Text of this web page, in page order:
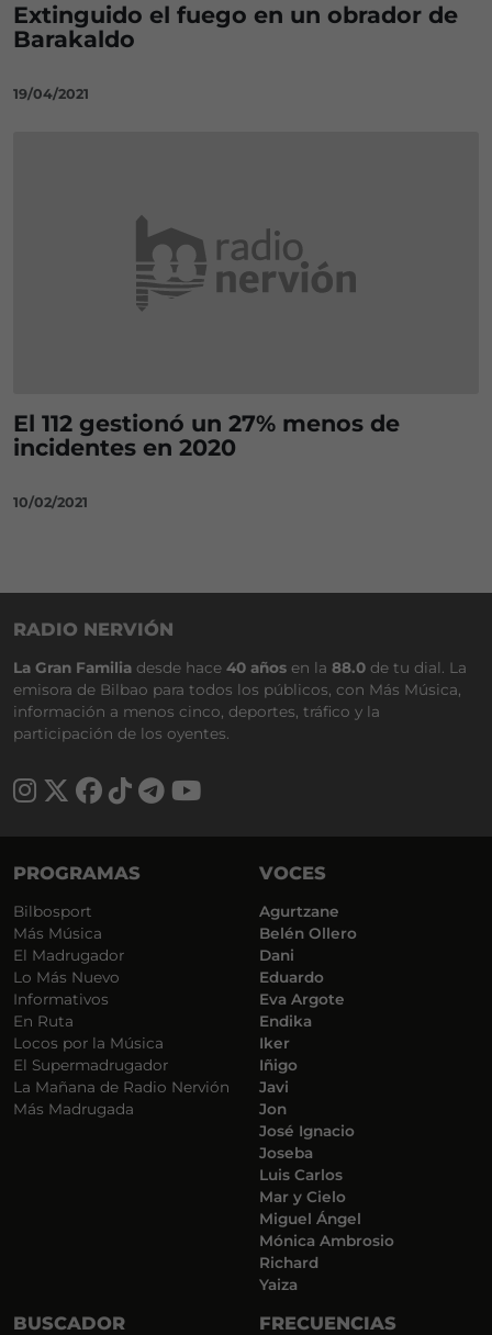
Extinguido el fuego en un obrador de
Barakaldo
19/04/2021
El 112 gestionó un 27% menos de
incidentes en 2020
10/02/2021
RADIO NERVIÓN
La Gran Familia desde hace 40 años en la 88.0 de tu dial. La
emisora de Bilbao para todos los públicos, con Más Música,
información a menos cinco, deportes, tráfico y la
participación de los oyentes.
PROGRAMAS
Bilbosport
Más Música
El Madrugador
Lo Más Nuevo
Informativos
En Ruta
Locos por la Música
El Supermadrugador
La Mañana de Radio Nervión
Más Madrugada
VOCES
Agurtzane
Belén Ollero
Dani
Eduardo
Eva Argote
Endika
Iker
Iñigo
Javi
Jon
José Ignacio
Joseba
Luis Carlos
Mar y Cielo
Miguel Ángel
Mónica Ambrosio
Richard
Yaiza
BUSCADOR FRECUENCIAS